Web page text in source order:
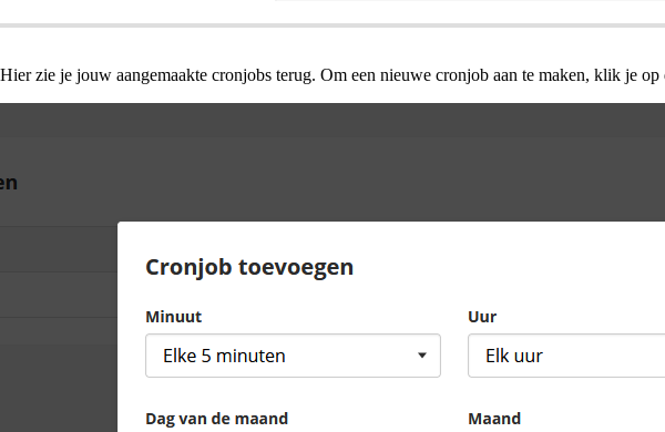
Hier zie je jouw aangemaakte cronjobs terug. Om een nieuwe cronjob aan te maken, klik je op